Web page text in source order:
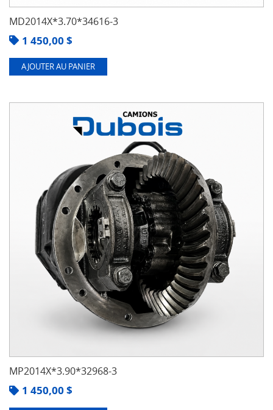
MD2014X*3.70*34616-3
1 450,00 $
AJOUTER AU PANIER
MP2014X*3.90*32968-3
1 450,00 $